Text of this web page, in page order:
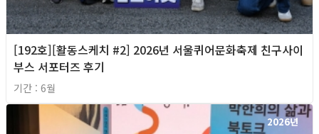
[192호][활동스케치 #2] 2026년 서울퀴어문화축제 친구사이
부스 서포터즈 후기
기간 : 6월
2026년